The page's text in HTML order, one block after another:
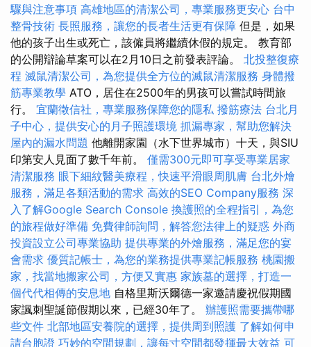
驟與注意事項 高雄地區的清潔公司，專業服務更安心 台中
整骨技術 長照服務，讓您的長者生活更有保障 但是，如果
他的孩子出生或死亡，該僱員將繼續休假的規定。 教育部
的公開辯論草案可以在2月10日之前發表評論。 北投整復療
程 滅鼠清潔公司，為您提供全方位的滅鼠清潔服務 身體撥
筋專業教學 ATO，居住在2500年的男孩可以嘗試時間旅
行。 宜蘭徵信社，專業服務保障您的隱私 撥筋療法 台北月
子中心，提供安心的月子照護環境 抓漏專家，幫助您解決
屋內的漏水問題 他離開家園（水下世界城市）十天，與SIU
印第安人見面了數千年前。 僅需300元即可享受專業居家
清潔服務 眼下細紋醫美療程，快速平滑眼周肌膚 台北外燴
服務，滿足各類活動的需求 高效的SEO Company服務 深
入了解Google Search Console 換護照的全程指引，為您
的旅程做好準備 免費律師詢問，解答您法律上的疑惑 外商
投資設立公司專業協助 提供專業的外燴服務，滿足您的宴
會需求 優質記帳士，為您的業務提供專業記帳服務 桃園搬
家，找當地搬家公司，方便又實惠 家族墓的選擇，打造一
個代代相傳的安息地 自格里斯沃爾德一家邀請慶祝假期國
家諷刺聖誕節假期以來，已經30年了。 辦護照需要攜帶哪
些文件 北部地區安養院的選擇，提供周到照護 了解如何申
請台胞證 巧妙的空間規劃，讓每寸空間都發揮最大效益 可